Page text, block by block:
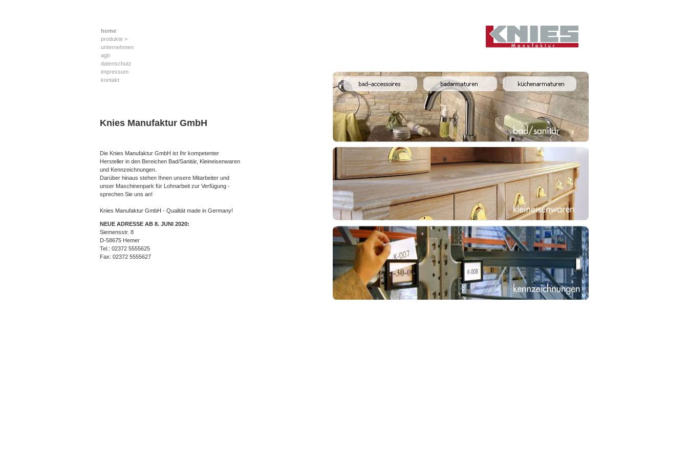
Knies Manufaktur GmbH
Die Knies Manufaktur GmbH ist Ihr kompetenter
Hersteller in den Bereichen Bad/Sanitär, Kleineisenwaren
und Kennzeichnungen.
Darüber hinaus stehen Ihnen unsere Mitarbeiter und
unser Maschinenpark für Lohnarbeit zur Verfügung -
sprechen Sie uns an!
Knies Manufaktur GmbH - Qualität made in Germany!
NEUE ADRESSE AB 8. JUNI 2020:
Siemensstr. 8
D-58675 Hemer
Tel.: 02372 5555625
Fax: 02372 5555627
home
produkte >
unternehmen
agb
datenschutz
impressum
kontakt